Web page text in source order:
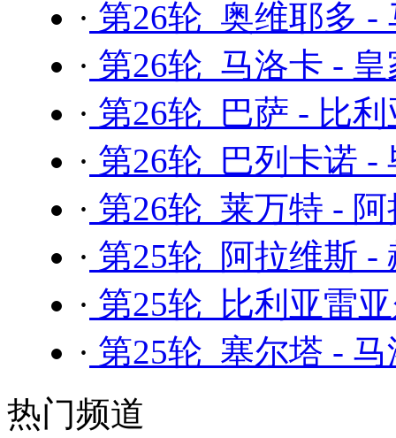
· 第26轮 奥维耶多 -
· 第26轮 马洛卡 -
· 第26轮 巴萨 - 比
· 第26轮 巴列卡诺 -
· 第26轮 莱万特 -
· 第25轮 阿拉维斯 -
· 第25轮 比利亚雷
· 第25轮 塞尔塔 -
热门频道